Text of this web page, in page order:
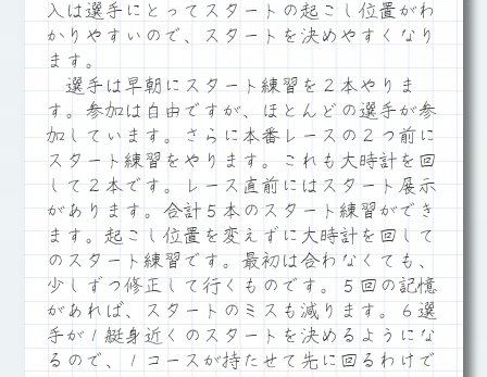
入は選手にとってスタートの起こし位置がわ
かりやすいので、スタートを決めやすくなり
ます。
選手は早朝にスタート練習を２本やりま
す。参加は自由ですが、ほとんどの選手が参
加しています。さらに本番レースの２つ前に
スタート練習をやります。これも大時計を回
して２本です。レース直前にはスタート展示
があります。合計５本のスタート練習ができ
ます。起こし位置を変えずに大時計を回して
のスタート練習です。最初は合わなくても、
少しずつ修正して行くものです。５回の記憶
があれば、スタートのミスも減ります。６選
手が１艇身近くのスタートを決めるようにな
るので、１コースが持たせて先に回るわけで